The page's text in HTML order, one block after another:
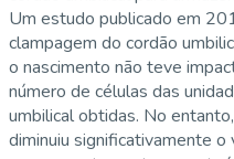
Um estudo publicado em
clampagem do cordão
o nascimento não teve
número de células das
umbilical obtidas. No
diminuiu significativamente